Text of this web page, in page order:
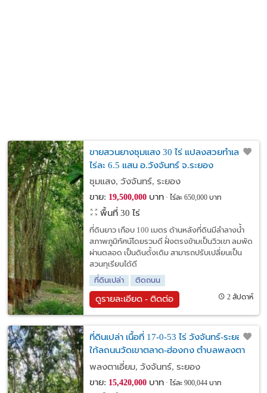
ขายสวนยางชุมแสง 30 ไร่ แปลงสวยทำเลดี
ไร่ละ 6.5 แสน อ.วังจันทร์ จ.ระยอง
ชุมแสง, วังจันทร์, ระยอง
ขาย: 19,500,000บาท ไร่ละ 650,000 บาท
พื้นที่ 30 ไร่
ที่ดินยาว เกือบ 100 เมตร ด้านหลังที่ดินมีลำลางน้ำ
สภาพภูมิทัศน์โดยรวมดี ฝั่งตรงข้ามเป็นวิวเขา ลมพัด
ผ่านตลอด เป็นดินดั้งเดิม สามารถปรับเปลี่ยนเป็น
สวนทุเรียนได้ดี
ที่ดินเปล่า
ติดถนน
ดูรายละเอียด - ติดต่อ 2 สัปดาห์
ที่ดินเปล่า เนื้อที่ 17-0-53 ไร่ วังจันทร์-ระยอง
ใก้ลถนนวัดเขาตลาด-ฮ่องกง ตำบลพลงตา
เอี่ยม อำเภอวังจันทร์ ระยอง
พลงตาเอี่ยม, วังจันทร์, ระยอง
ขาย: 15,420,000บาท ไร่ละ 900,044 บาท